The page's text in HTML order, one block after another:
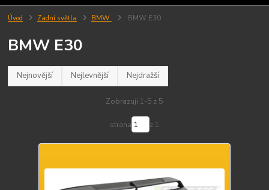
Úvod Zadní světla BMW BMW E30
BMW E30
Nejnovější Nejlevnější Nejdražší
Zobrazuji 1-5 z 5
strana z 1